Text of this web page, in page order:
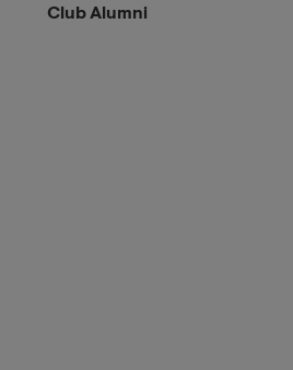
Club Alumni